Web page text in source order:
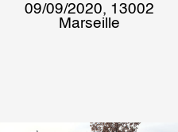
09/09/2020, 13002
Marseille